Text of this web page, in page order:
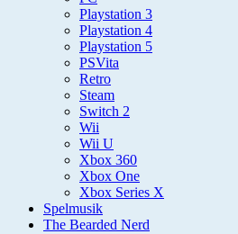
Playstation 3
Playstation 4
Playstation 5
PSVita
Retro
Steam
Switch 2
Wii
Wii U
Xbox 360
Xbox One
Xbox Series X
Spelmusik
The Bearded Nerd